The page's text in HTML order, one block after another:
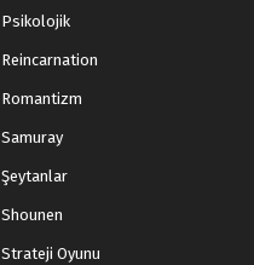
Psikolojik
Reincarnation
Romantizm
Samuray
Şeytanlar
Shounen
Strateji Oyunu